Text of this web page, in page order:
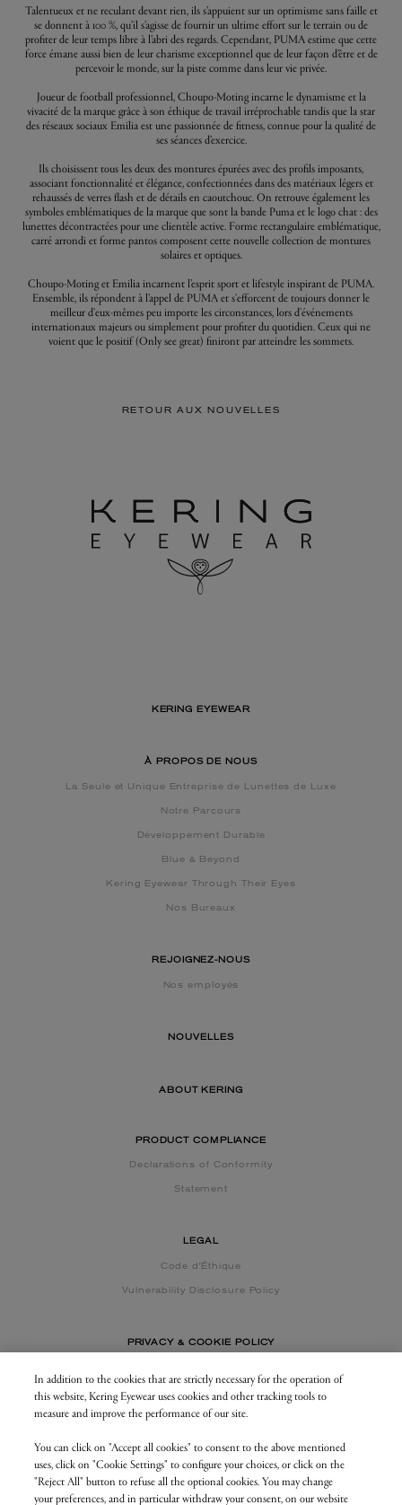
Talentueux et ne reculant devant rien, ils s’appuient sur un optimisme sans faille et
se donnent à 100 %, qu’il s’agisse de fournir un ultime effort sur le terrain ou de
profiter de leur temps libre à l’abri des regards. Cependant, PUMA estime que cette
force émane aussi bien de leur charisme exceptionnel que de leur façon d’être et de
percevoir le monde, sur la piste comme dans leur vie privée.
Joueur de football professionnel, Choupo-Moting incarne le dynamisme et la
vivacité de la marque grâce à son éthique de travail irréprochable tandis que la star
des réseaux sociaux Emilia est une passionnée de fitness, connue pour la qualité de
ses séances d’exercice.
Ils choisissent tous les deux des montures épurées avec des profils imposants,
associant fonctionnalité et élégance, confectionnées dans des matériaux légers et
rehaussés de verres flash et de détails en caoutchouc. On retrouve également les
symboles emblématiques de la marque que sont la bande Puma et le logo chat : des
lunettes décontractées pour une clientèle active. Forme rectangulaire emblématique,
carré arrondi et forme pantos composent cette nouvelle collection de montures
solaires et optiques.
Choupo-Moting et Emilia incarnent l’esprit sport et lifestyle inspirant de PUMA.
Ensemble, ils répondent à l’appel de PUMA et s'efforcent de toujours donner le
meilleur d'eux-mêmes peu importe les circonstances, lors d'événements
internationaux majeurs ou simplement pour profiter du quotidien. Ceux qui ne
voient que le positif (Only see great) finiront par atteindre les sommets.
RETOUR AUX NOUVELLES
KERING EYEWEAR
À PROPOS DE NOUS
La Seule et Unique Entreprise de Lunettes de Luxe
Notre Parcours
Développement Durable
Blue & Beyond
Kering Eyewear Through Their Eyes
Nos Bureaux
REJOIGNEZ-NOUS
Nos employés
NOUVELLES
ABOUT KERING
PRODUCT COMPLIANCE
Declarations of Conformity
Statement
LEGAL
Code d'Éthique
Vulnerability Disclosure Policy
PRIVACY & COOKIE POLICY
CONTACT US
BUSINESS AREA
my.keringeyewear.com
In addition to the cookies that are strictly necessary for the operation of
this website, Kering Eyewear uses cookies and other tracking tools to
measure and improve the performance of our site.
You can click on "Accept all cookies" to consent to the above mentioned
uses, click on "Cookie Settings" to configure your choices, or click on the
"Reject All" button to refuse all the optional cookies. You may change
your preferences, and in particular withdraw your consent, on our website